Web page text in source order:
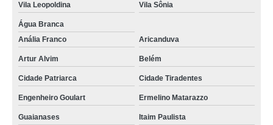
Vila Leopoldina Vila Sônia
Água Branca
Anália Franco
Aricanduva
Artur Alvim Belém
Cidade Patriarca Cidade Tiradentes
Engenheiro Goulart Ermelino Matarazzo
Guaianases Itaim Paulista